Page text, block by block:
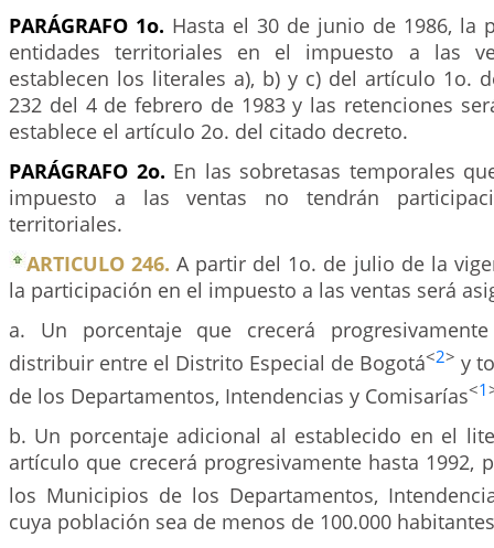
PARÁGRAFO 1o. Hasta el 30 de junio de 1986, la
entidades territoriales en el impuesto a las
establecen los literales a), b) y c) del artículo 1o.
232 del 4 de febrero de 1983 y las retenciones
establece el artículo 2o. del citado decreto.
PARÁGRAFO 2o. En las sobretasas temporales
impuesto a las ventas no tendrán
territoriales.
ARTICULO 246. A partir del 1o. de julio de la
la participación en el impuesto a las ventas será
a. Un porcentaje que crecerá
distribuir entre el Distrito Especial de Bogotá<2> y
de los Departamentos, Intendencias y Comisarías<1
b. Un porcentaje adicional al establecido en el
artículo que crecerá progresivamente hasta 1992,
los Municipios de los Departamentos,
cuya población sea de menos de 100.000